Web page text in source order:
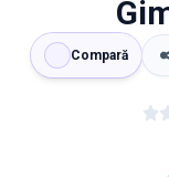
Compară